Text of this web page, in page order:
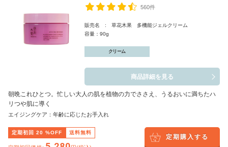
560件
販売名 : 草花木果 多機能ジェルクリーム
容量：90g
クリーム
商品詳細を見る
朝晩これひとつ。忙しい大人の肌を植物の力でささえ、うるおいに満ちたハ
リつや肌に導く
エイジングケア：年齢に応じたお手入れ
定期初回 20 %OFF 送料無料
定期購入する